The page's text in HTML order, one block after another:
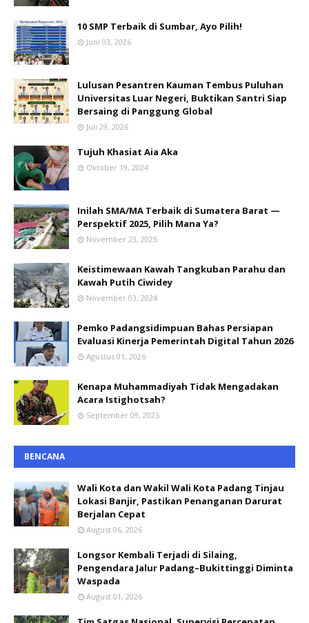
10 SMP Terbaik di Sumbar, Ayo Pilih!
Juni 03, 2026
Lulusan Pesantren Kauman Tembus Puluhan
Universitas Luar Negeri, Buktikan Santri Siap
Bersaing di Panggung Global
Juli 29, 2026
Tujuh Khasiat Aia Aka
Oktober 19, 2024
Inilah SMA/MA Terbaik di Sumatera Barat —
Perspektif 2025, Pilih Mana Ya?
November 23, 2025
Keistimewaan Kawah Tangkuban Parahu dan
Kawah Putih Ciwidey
November 03, 2024
Pemko Padangsidimpuan Bahas Persiapan
Evaluasi Kinerja Pemerintah Digital Tahun 2026
Agustus 01, 2026
Kenapa Muhammadiyah Tidak Mengadakan
Acara Istighotsah?
September 09, 2025
BENCANA
Wali Kota dan Wakil Wali Kota Padang Tinjau
Lokasi Banjir, Pastikan Penanganan Darurat
Berjalan Cepat
August 06, 2026
Longsor Kembali Terjadi di Silaing,
Pengendara Jalur Padang–Bukittinggi Diminta
Waspada
August 01, 2026